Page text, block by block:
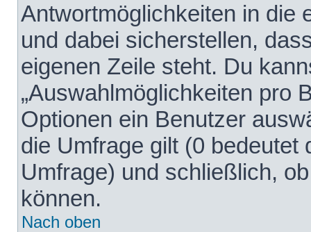
Antwortmöglichkeiten in die
und dabei sicherstellen,
eigenen Zeile steht. Du
„Auswahlmöglichkeiten pro
Optionen ein Benutzer
die Umfrage gilt (0 bedeutet
Umfrage) und schließlich,
können.
Nach oben